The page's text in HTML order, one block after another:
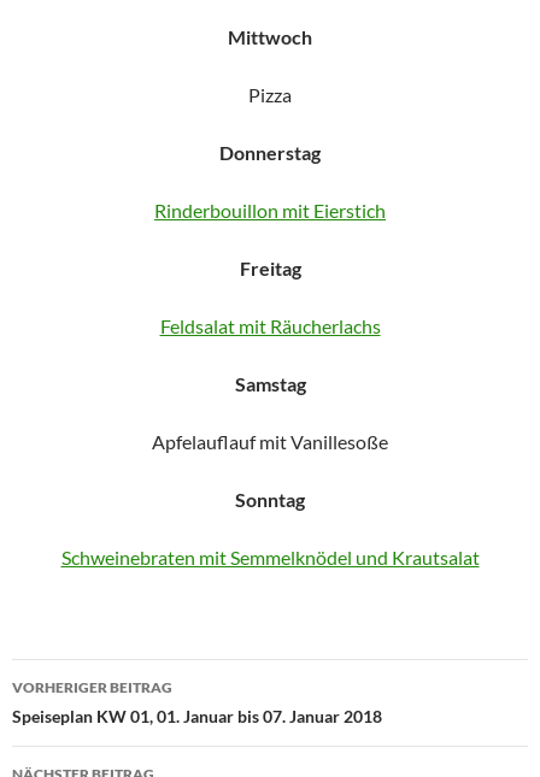
Mittwoch
Pizza
Donnerstag
Rinderbouillon mit Eierstich
Freitag
Feldsalat mit Räucherlachs
Samstag
Apfelauflauf mit Vanillesoße
Sonntag
Schweinebraten mit Semmelknödel und Krautsalat
Beitragsnavigation
VORHERIGER BEITRAG
Speiseplan KW 01, 01. Januar bis 07. Januar 2018